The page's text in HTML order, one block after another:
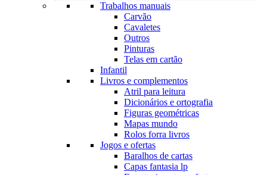
Trabalhos manuais
Carvão
Cavaletes
Outros
Pinturas
Telas em cartão
Infantil
Livros e complementos
Atril para leitura
Dicionários e ortografia
Figuras geométricas
Mapas mundo
Rolos forra livros
Jogos e ofertas
Baralhos de cartas
Capas fantasia lp